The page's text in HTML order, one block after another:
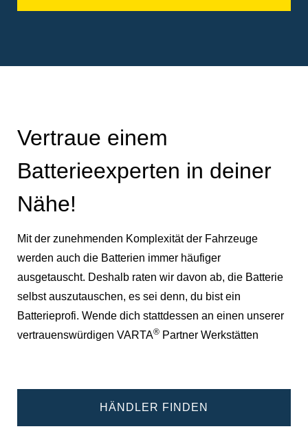
Vertraue einem
Batterieexperten in deiner
Nähe!
Mit der zunehmenden Komplexität der Fahrzeuge
werden auch die Batterien immer häufiger
ausgetauscht. Deshalb raten wir davon ab, die Batterie
selbst auszutauschen, es sei denn, du bist ein
Batterieprofi. Wende dich stattdessen an einen unserer
vertrauenswürdigen VARTA® Partner Werkstätten
HÄNDLER FINDEN